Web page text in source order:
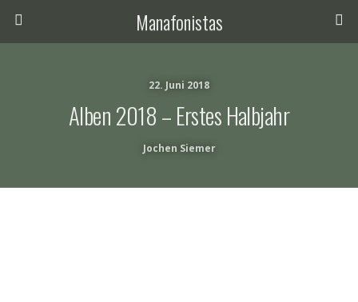
Manafonistas
22. Juni 2018
Alben 2018 – Erstes Halbjahr
Jochen Siemer